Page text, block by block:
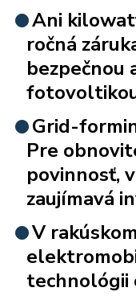
Ani
ročná
bezpečnou
Grid-
Pre
povinnosť,
zaujímavá
V
technológii